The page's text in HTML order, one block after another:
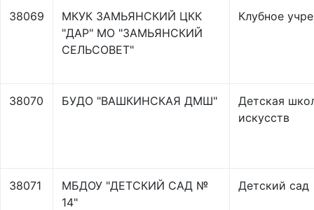
38069
МКУК ЗАМЬЯНСКИЙ ЦКК
"ДАР" МО "ЗАМЬЯНСКИЙ
СЕЛЬСОВЕТ"
Клубное
38070 БУДО "ВАШКИНСКАЯ ДМШ"
Детская
искусств
38071
МБДОУ "ДЕТСКИЙ САД №
14"
Детский сад